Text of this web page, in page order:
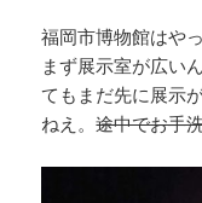
福岡市博物館はや
まず展示室が広い
てもまだ先に展示
ねえ。途中でお手